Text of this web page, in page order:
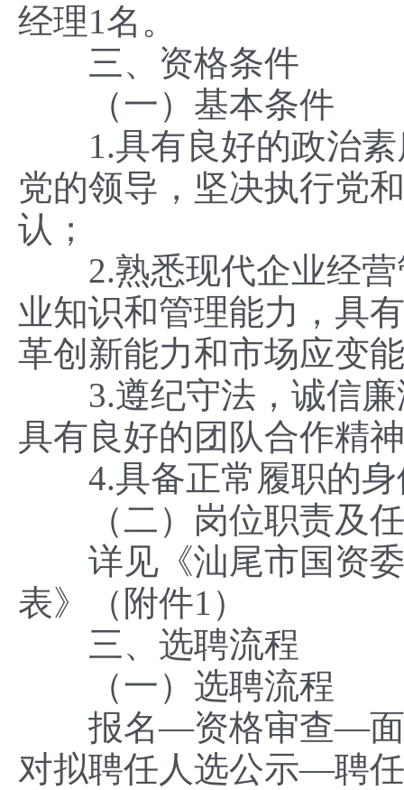
经理1名。
三、资格条件
（一）基本条件
1.具有良好的政治素
党的领导，坚决执行党
认；
2.熟悉现代企业经营
业知识和管理能力，具
革创新能力和市场应变
3.遵纪守法，诚信廉
具有良好的团队合作精
4.具备正常履职的身
（二）岗位职责及任
详见《汕尾市国资委
表》（附件1）
三、选聘流程
（一）选聘流程
报名—资格审查—面
对拟聘任人选公示—聘